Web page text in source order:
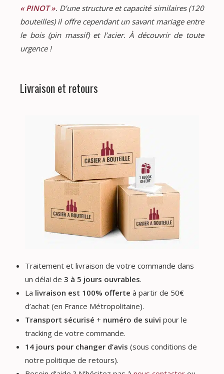
« PINOT ». D’une structure et capacité similaires (120
bouteilles) il offre cependant un savant mariage entre
le bois (pin massif) et l’acier. À découvrir de toute
urgence !
Livraison et retours
Traitement et livraison de votre commande dans
un délai de 3 à 5 jours ouvrables.
La livraison est 100% offerte à partir de 50€
d’achat (en France Métropolitaine).
Transport sécurisé + numéro de suivi pour le
tracking de votre commande.
14 jours pour changer d’avis (sous conditions de
notre politique de retours).